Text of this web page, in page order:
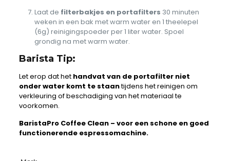
Laat de filterbakjes en portafilters 30 minuten
weken in een bak met warm water en 1 theelepel
(6g) reinigingspoeder per 1 liter water. Spoel
grondig na met warm water.
Barista Tip:
Let erop dat het handvat van de portafilter niet
onder water komt te staantijdens het reinigen om
verkleuring of beschadiging van het materiaal te
voorkomen.
BaristaPro Coffee Clean – voor een schone en goed
functionerende espressomachine.